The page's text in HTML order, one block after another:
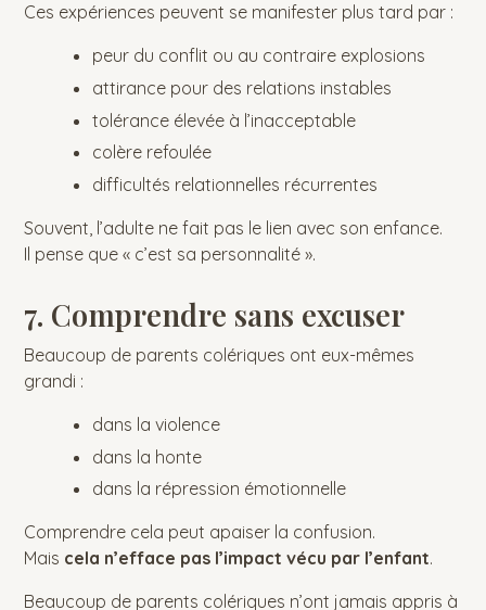
Ces expériences peuvent se manifester plus tard par :
peur du conflit ou au contraire explosions
attirance pour des relations instables
tolérance élevée à l’inacceptable
colère refoulée
difficultés relationnelles récurrentes
Souvent, l’adulte ne fait pas le lien avec son enfance.
Il pense que « c’est sa personnalité ».
7. Comprendre sans excuser
Beaucoup de parents colériques ont eux-mêmes
grandi :
dans la violence
dans la honte
dans la répression émotionnelle
Comprendre cela peut apaiser la confusion.
Mais cela n’efface pas l’impact vécu par l’enfant.
Beaucoup de parents colériques n’ont jamais appris à